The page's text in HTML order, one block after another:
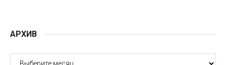
АРХИВ
АРХИВ